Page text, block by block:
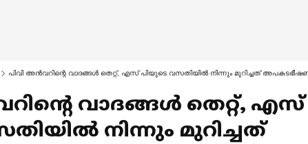
പിവി അൻവറിന്റെ വാദങ്ങൾ തെറ്റ്, എസ് പിയുടെ വസതിയിൽ നിന്നും മുറിച്ചത്
വാദങ്ങൾ തെറ്റ്, എസ്
നിന്നും മുറിച്ചത്